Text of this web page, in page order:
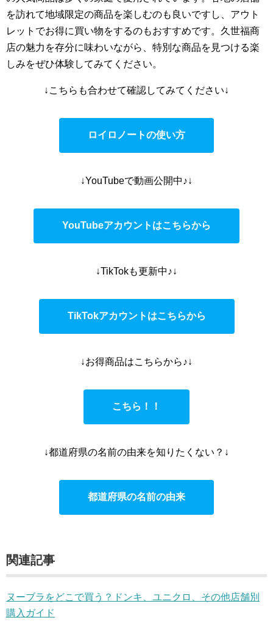
を訪れて地域限定の商品を楽しむのも良いですし、アウト
レットでお得に買い物をするのもおすすめです。久世福商
店の魅力を存分に味わいながら、特別な商品を見つける楽
しみをぜひ体験してみてください。
↓こちらも合わせて確認してみてください↓
ロイロノートの使い方
↓YouTubeで動画公開中♪↓
YouTubeアカウントはこちらから
↓TikTokも更新中♪↓
TikTokアカウントはこちらから
↓お得商品はこちらから♪↓
こちら！！
↓都道府県の名前の由来を知りたくない？↓
都道府県の名前の由来
関連記事
ヌーブラをどこで買う？ドンキ、ユニクロ、その他店舗別
購入ガイド